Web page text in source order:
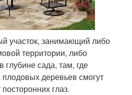
участок, занимающий либо
территории, либо
глубине сада, там, где
деревьев смогут
глаз.